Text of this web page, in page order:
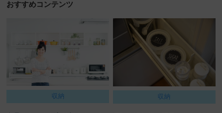
おすすめコンテンツ
収納 収納